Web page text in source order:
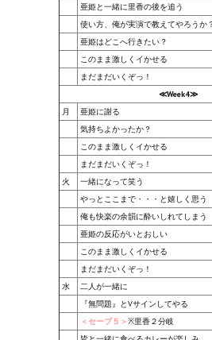
PS2 VN
PS1 VN
PC FX VN
Saturn VN
ストラテジーが必要なVN一覧
HD REMASTERS (FAN EDITION) (HDリマスター（フ
Doom 3 Remaster Fan Edition
X2 - The Threat Remaster Fan Edition
亜姫と一緒に里香の後を追う
使い方、俺が実演で教えてやろうか
亜姫はどこへ行きたい？
このまま激しくイかせる
まだまだいくぞっ！
≪Week4≫
月
亜姫に謝る
気持ちよかったか？
このまま激しくイかせる
まだまだいくぞっ！
火
一緒になって笑う
やっとここまで・・・と嬉しく思う
俺も快楽の余韻に酔いしれてしまう
亜姫の反応がいとおしい
このまま激しくイかせる
まだまだいくぞっ！
水
二人が一緒に
『無問題』とVサインしてやる
＜セーブ５＞※里香２分岐